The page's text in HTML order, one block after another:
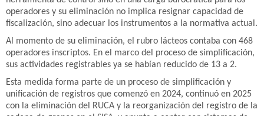
operadores y su eliminación no implica resignar capacidad de
fiscalización, sino adecuar los instrumentos a la normativa actual.
Al momento de su eliminación, el rubro lácteos contaba con 468
operadores inscriptos. En el marco del proceso de simplificación,
sus actividades registrables ya se habían reducido de 13 a 2.
Esta medida forma parte de un proceso de simplificación y
unificación de registros que comenzó en 2024, continuó en 2025
con la eliminación del RUCA y la reorganización del registro de la